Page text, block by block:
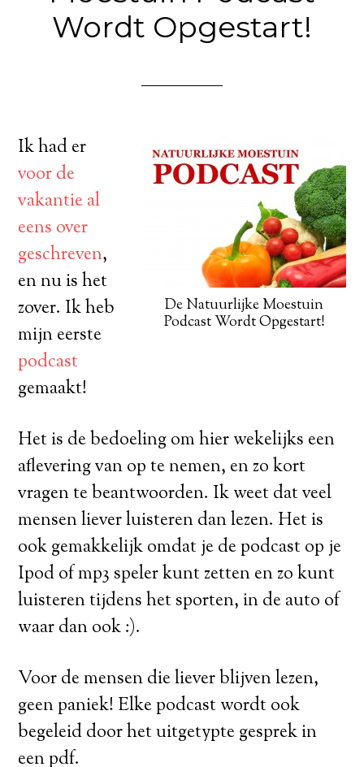
Wordt Opgestart!
De Natuurlijke Moestuin
Podcast Wordt Opgestart!
Ik had er
voor de
vakantie al
eens over
geschreven,
en nu is het
zover. Ik heb
mijn eerste
podcast
gemaakt!
Het is de bedoeling om hier wekelijks een
aflevering van op te nemen, en zo kort
vragen te beantwoorden. Ik weet dat veel
mensen liever luisteren dan lezen. Het is
ook gemakkelijk omdat je de podcast op je
Ipod of mp3 speler kunt zetten en zo kunt
luisteren tijdens het sporten, in de auto of
waar dan ook :).
Voor de mensen die liever blijven lezen,
geen paniek! Elke podcast wordt ook
begeleid door het uitgetypte gesprek in
een pdf.